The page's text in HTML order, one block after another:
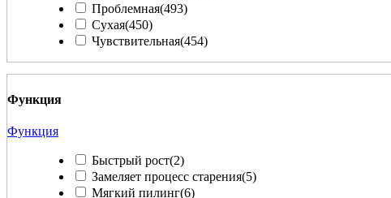
Проблемная(493)
Сухая(450)
Чувствительная(454)
Функция
Функция
Быстрый рост(2)
Замеляет процесс старения(5)
Мягкий пилинг(6)